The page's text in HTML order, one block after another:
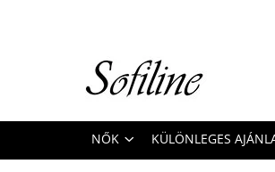
Táskák és retikülök
NŐK KÜLÖNLEGES